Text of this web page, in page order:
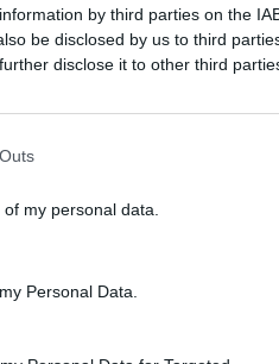
by third parties on the
be disclosed by us to third
disclose it to other third
my personal data.
Personal Data.
Λαϊκό